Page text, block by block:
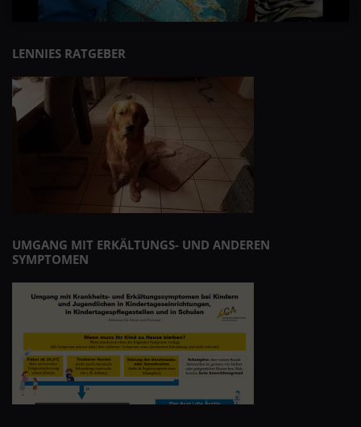
LENNIES RATGEBER
UMGANG MIT ERKÄLTUNGS- UND ANDEREN
SYMPTOMEN